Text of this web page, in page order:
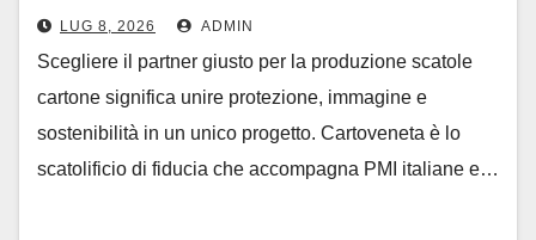
LUG 8, 2026 ADMIN
Scegliere il partner giusto per la produzione scatole
cartone significa unire protezione, immagine e
sostenibilità in un unico progetto. Cartoveneta è lo
scatolificio di fiducia che accompagna PMI italiane e…